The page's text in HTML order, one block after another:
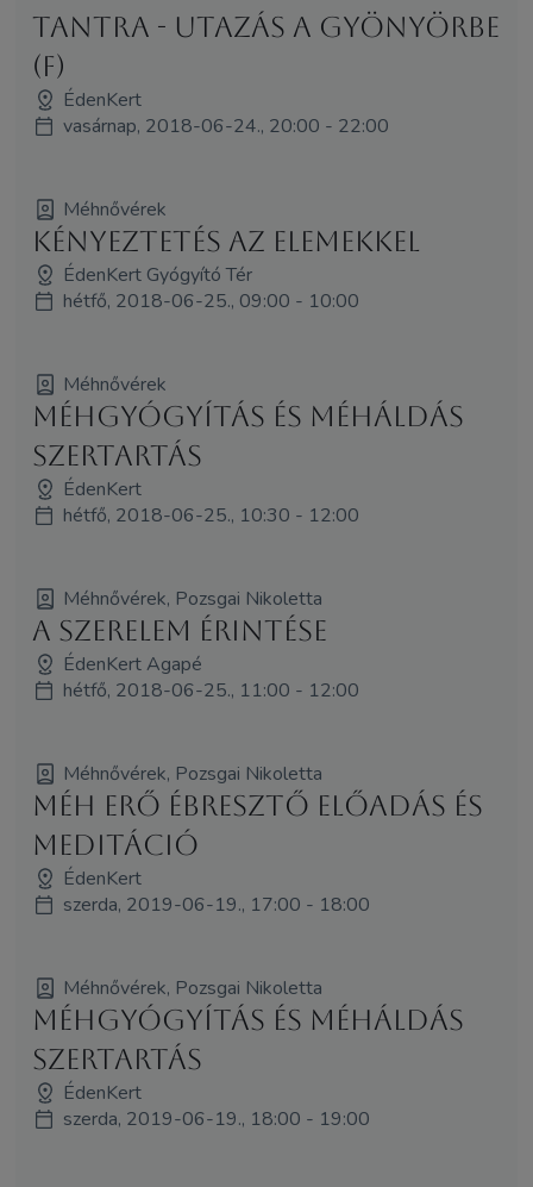
Tantra - utazás a gyönyörbe
(F)
ÉdenKert
vasárnap, 2018-06-24., 20:00 - 22:00
Méhnővérek
Kényeztetés az elemekkel
ÉdenKert Gyógyító Tér
hétfő, 2018-06-25., 09:00 - 10:00
Méhnővérek
Méhgyógyítás és MéhÁldás
szertartás
ÉdenKert
hétfő, 2018-06-25., 10:30 - 12:00
Méhnővérek, Pozsgai Nikoletta
A SzerElem Érintése
ÉdenKert Agapé
hétfő, 2018-06-25., 11:00 - 12:00
Méhnővérek, Pozsgai Nikoletta
Méh Erő Ébresztő előadás és
meditáció
ÉdenKert
szerda, 2019-06-19., 17:00 - 18:00
Méhnővérek, Pozsgai Nikoletta
Méhgyógyítás és MéhÁldás
szertartás
ÉdenKert
szerda, 2019-06-19., 18:00 - 19:00